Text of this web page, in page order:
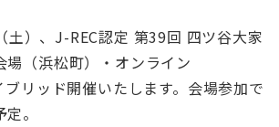
土）、J-REC認定 第39回 四ツ谷大家
場（浜松町）・オンライン
ブリッド開催いたします。会場参加で
。